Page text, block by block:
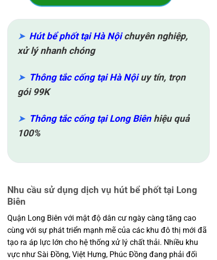
Hút bể phốt tại Hà Nộichuyên nghiệp,
xử lý nhanh chóng
Thông tắc cống tại Hà Nộiuy tín, trọn
gói 99K
Thông tắc cống tại Long Biênhiệu quả
100%
Nhu cầu sử dụng dịch vụ hút bể phốt tại Long
Biên
Quận Long Biên với mật độ dân cư ngày càng tăng cao
cùng với sự phát triển mạnh mẽ của các khu đô thị mới đã
tạo ra áp lực lớn cho hệ thống xử lý chất thải. Nhiều khu
vực như Sài Đồng, Việt Hưng, Phúc Đồng đang phải đối